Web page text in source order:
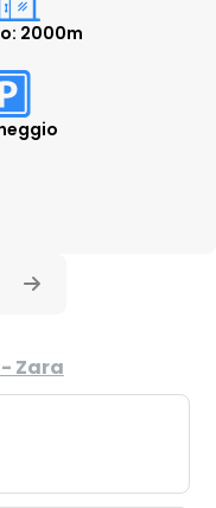
2000m
Zara